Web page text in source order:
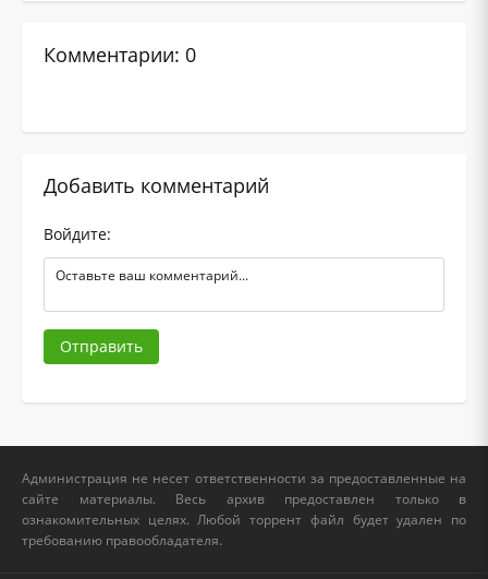
Комментарии: 0
Добавить комментарий
Войдите:
Отправить
Администрация не несет ответственности за предоставленные на
сайте материалы. Весь архив предоставлен только в
ознакомительных целях. Любой торрент файл будет удален по
требованию правообладателя.